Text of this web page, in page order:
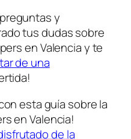
y
tus dudas sobre
en Valencia y ⁢te
de una
⁣esta⁤ guía sobre la
en Valencia!
de la